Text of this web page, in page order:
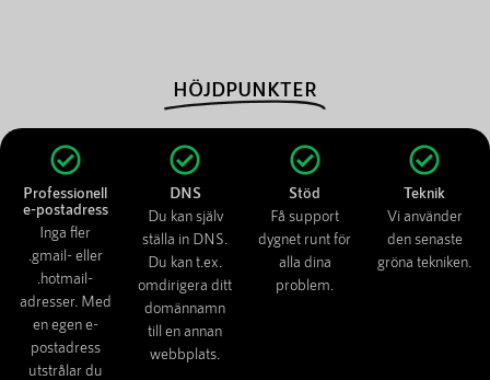
Professionell
e-postadress
Inga fler
.gmail- eller
.hotmail-
adresser. Med
en egen e-
postadress
utstrålar du
DNS
Du kan själv
ställa in DNS.
Du kan t.ex.
omdirigera ditt
domännamn
till en annan
webbplats.
Stöd
Få support
dygnet runt för
alla dina
problem.
Teknik
Vi använder
den senaste
gröna tekniken.
HÖJDPUNKTER